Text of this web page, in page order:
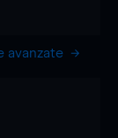
avanzate